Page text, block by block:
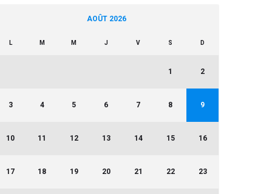
AOÛT 2026
L M M J V S D
1 2
3 4 5 6 7 8 9
10 11 12 13 14 15 16
17 18 19 20 21 22 23